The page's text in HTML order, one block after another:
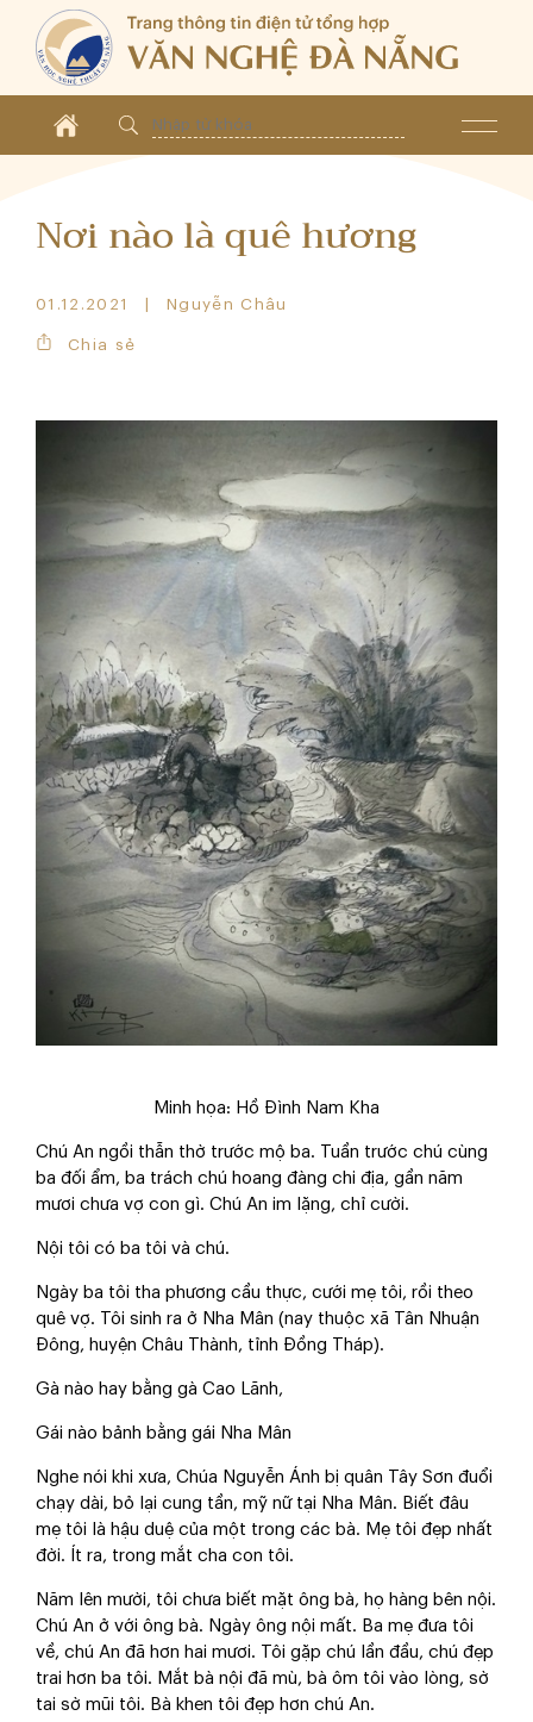
Nơi nào là quê hương
01.12.2021 Nguyễn Châu
Chia sẻ
Minh họa: Hồ Đình Nam Kha
Chú An ngồi thẫn thờ trước mộ ba. Tuần trước chú cùng
ba đối ẩm, ba trách chú hoang đàng chi địa, gần năm
mươi chưa vợ con gì. Chú An im lặng, chỉ cười.
Nội tôi có ba tôi và chú.
Ngày ba tôi tha phương cầu thực, cưới mẹ tôi, rồi theo
quê vợ. Tôi sinh ra ở Nha Mân (nay thuộc xã Tân Nhuận
Đông, huyện Châu Thành, tỉnh Đồng Tháp).
Gà nào hay bằng gà Cao Lãnh,
Gái nào bảnh bằng gái Nha Mân
Nghe nói khi xưa, Chúa Nguyễn Ánh bị quân Tây Sơn đuổi
chạy dài, bỏ lại cung tần, mỹ nữ tại Nha Mân. Biết đâu
mẹ tôi là hậu duệ của một trong các bà. Mẹ tôi đẹp nhất
đời. Ít ra, trong mắt cha con tôi.
Năm lên mười, tôi chưa biết mặt ông bà, họ hàng bên nội.
Chú An ở với ông bà. Ngày ông nội mất. Ba mẹ đưa tôi
về, chú An đã hơn hai mươi. Tôi gặp chú lần đầu, chú đẹp
trai hơn ba tôi. Mắt bà nội đã mù, bà ôm tôi vào lòng, sờ
tai sờ mũi tôi. Bà khen tôi đẹp hơn chú An.